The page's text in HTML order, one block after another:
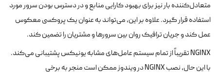
متعادل‌کننده بار نیز برای بهبود کارایی منابع و در دسترس بودن سرور مورد
استفاده قرار گیرد. علاوه بر این، می‌تواند به عنوان یک پروکسی معکوس
عمل کند و جریان ترافیک روان بین سرورها و مشتریان را تضمین کند.
NGINX تقریباً از تمام سیستم عامل‌های مشابه یونیکس پشتیبانی می‌کند.
با این حال، نصب NGINX در ویندوز ممکن است منجر به برخی